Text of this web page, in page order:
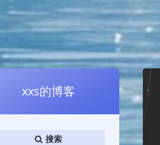
xxs的博客
搜索